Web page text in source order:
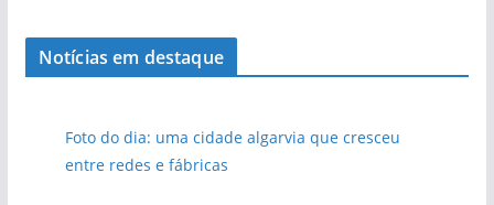
Notícias em destaque
Foto do dia: uma cidade algarvia que cresceu
entre redes e fábricas